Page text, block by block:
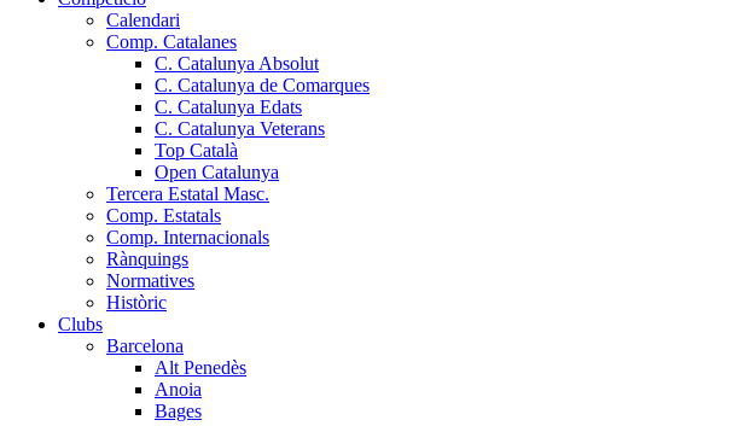
Calendari
Comp. Catalanes
C. Catalunya Absolut
C. Catalunya de Comarques
C. Catalunya Edats
C. Catalunya Veterans
Top Català
Open Catalunya
Tercera Estatal Masc.
Comp. Estatals
Comp. Internacionals
Rànquings
Normatives
Històric
Clubs
Barcelona
Alt Penedès
Anoia
Bages